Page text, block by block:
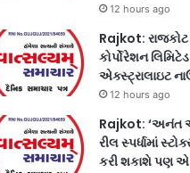
12 hours ago
Rajkot:
કોર્પોરેશન
એક્સ્ટ્રાલાઇટ
12 hours ago
Rajkot: ‘અનંત
રીલ સ્પર્ધામાં
કરી શકાશે પણ